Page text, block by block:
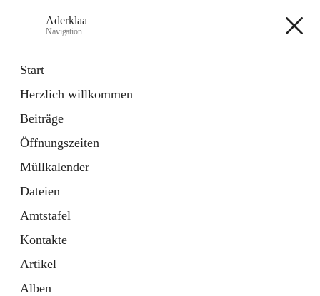
Aderklaa
Navigation
Start
Herzlich willkommen
Beiträge
Öffnungszeiten
Müllkalender
Dateien
Amtstafel
Kontakte
Artikel
Alben
6 Schnellzugriffe
Gemeinde
3 Schnellzugriffe